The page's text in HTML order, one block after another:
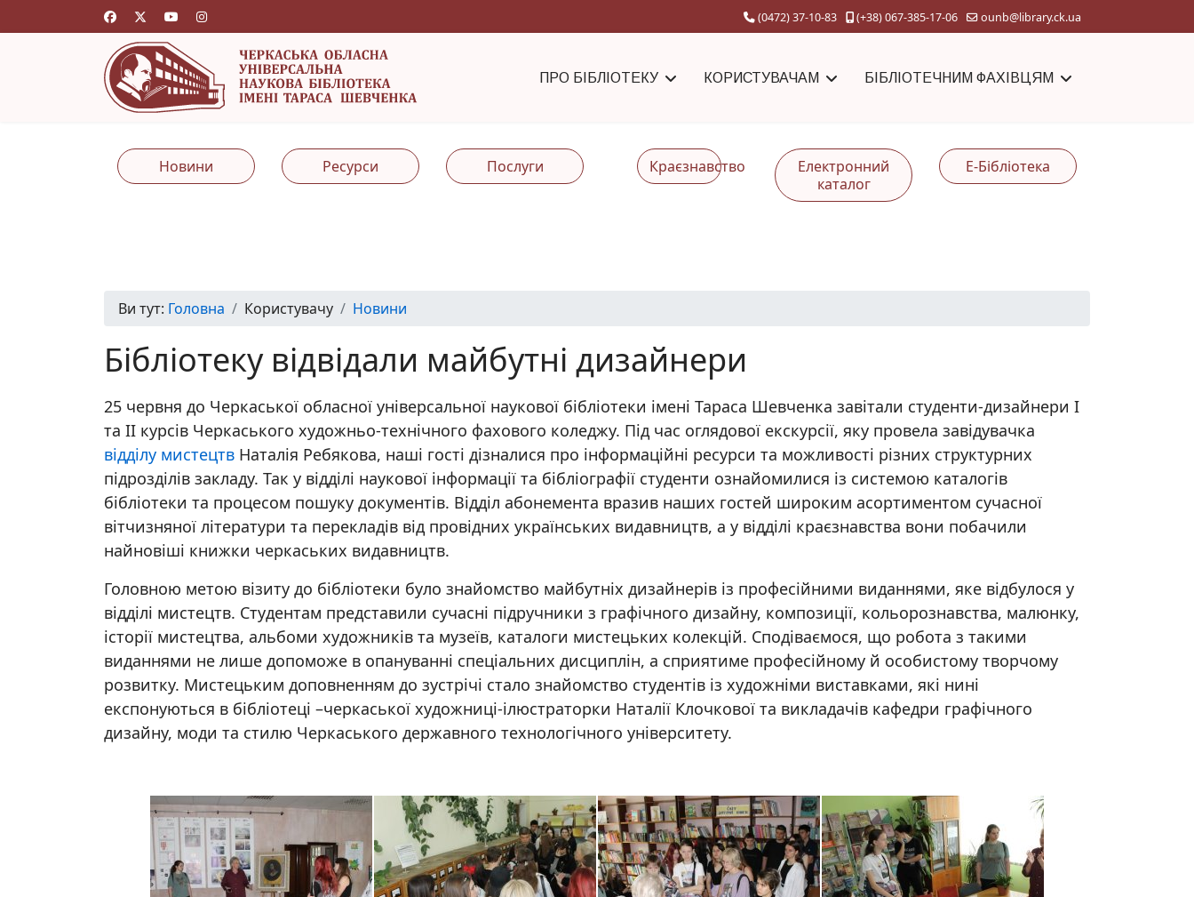
(0472) 37-10-83 (+38) 067-385-17-06 ounb@library.ck.ua
ПРО БІБЛІОТЕКУ КОРИСТУВАЧАМ БІБЛІОТЕЧНИМ ФАХІВЦЯМ
Новини Ресурси Послуги Краєзнавство
Електронний
каталог
Е-Бібліотека
Ви тут: Головна Користувачу Новини
Бібліотеку відвідали майбутні дизайнери
25 червня до Черкаської обласної універсальної наукової бібліотеки імені Тараса Шевченка завітали студенти-дизайнери І
та ІІ курсів Черкаського художньо-технічного фахового коледжу. Під час оглядової екскурсії, яку провела завідувачка
відділу мистецтв Наталія Ребякова, наші гості дізналися про інформаційні ресурси та можливості різних структурних
підрозділів закладу. Так у відділі наукової інформації та бібліографії студенти ознайомилися із системою каталогів
бібліотеки та процесом пошуку документів. Відділ абонемента вразив наших гостей широким асортиментом сучасної
вітчизняної літератури та перекладів від провідних українських видавництв, а у відділі краєзнавства вони побачили
найновіші книжки черкаських видавництв.
Головною метою візиту до бібліотеки було знайомство майбутніх дизайнерів із професійними виданнями, яке відбулося у
відділі мистецтв. Студентам представили сучасні підручники з графічного дизайну, композиції, кольорознавства, малюнку,
історії мистецтва, альбоми художників та музеїв, каталоги мистецьких колекцій. Сподіваємося, що робота з такими
виданнями не лише допоможе в опануванні спеціальних дисциплін, а сприятиме професійному й особистому творчому
розвитку. Мистецьким доповненням до зустрічі стало знайомство студентів із художніми виставками, які нині
експонуються в бібліотеці –черкаської художниці-ілюстраторки Наталії Клочкової та викладачів кафедри графічного
дизайну, моди та стилю Черкаського державного технологічного університету.